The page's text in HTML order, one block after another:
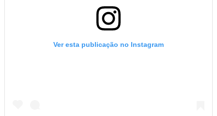
Ver esta publicação no Instagram